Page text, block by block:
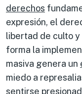
derechos
expresión, el
libertad de culto y
forma la
masiva genera un
miedo a
sentirse